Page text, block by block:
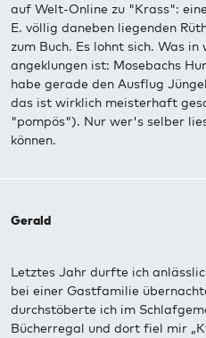
auf Welt-Online zu "Krass":
E. völlig daneben liegenden
zum Buch. Es lohnt sich. Was in
angeklungen ist: Mosebachs
habe gerade den Ausflug
das ist wirklich meisterhaft
"pompös"). Nur wer's selber
können.
Gerald
Letztes Jahr durfte ich
bei einer Gastfamilie
durchstöberte ich im
Bücherregal und dort fiel mir